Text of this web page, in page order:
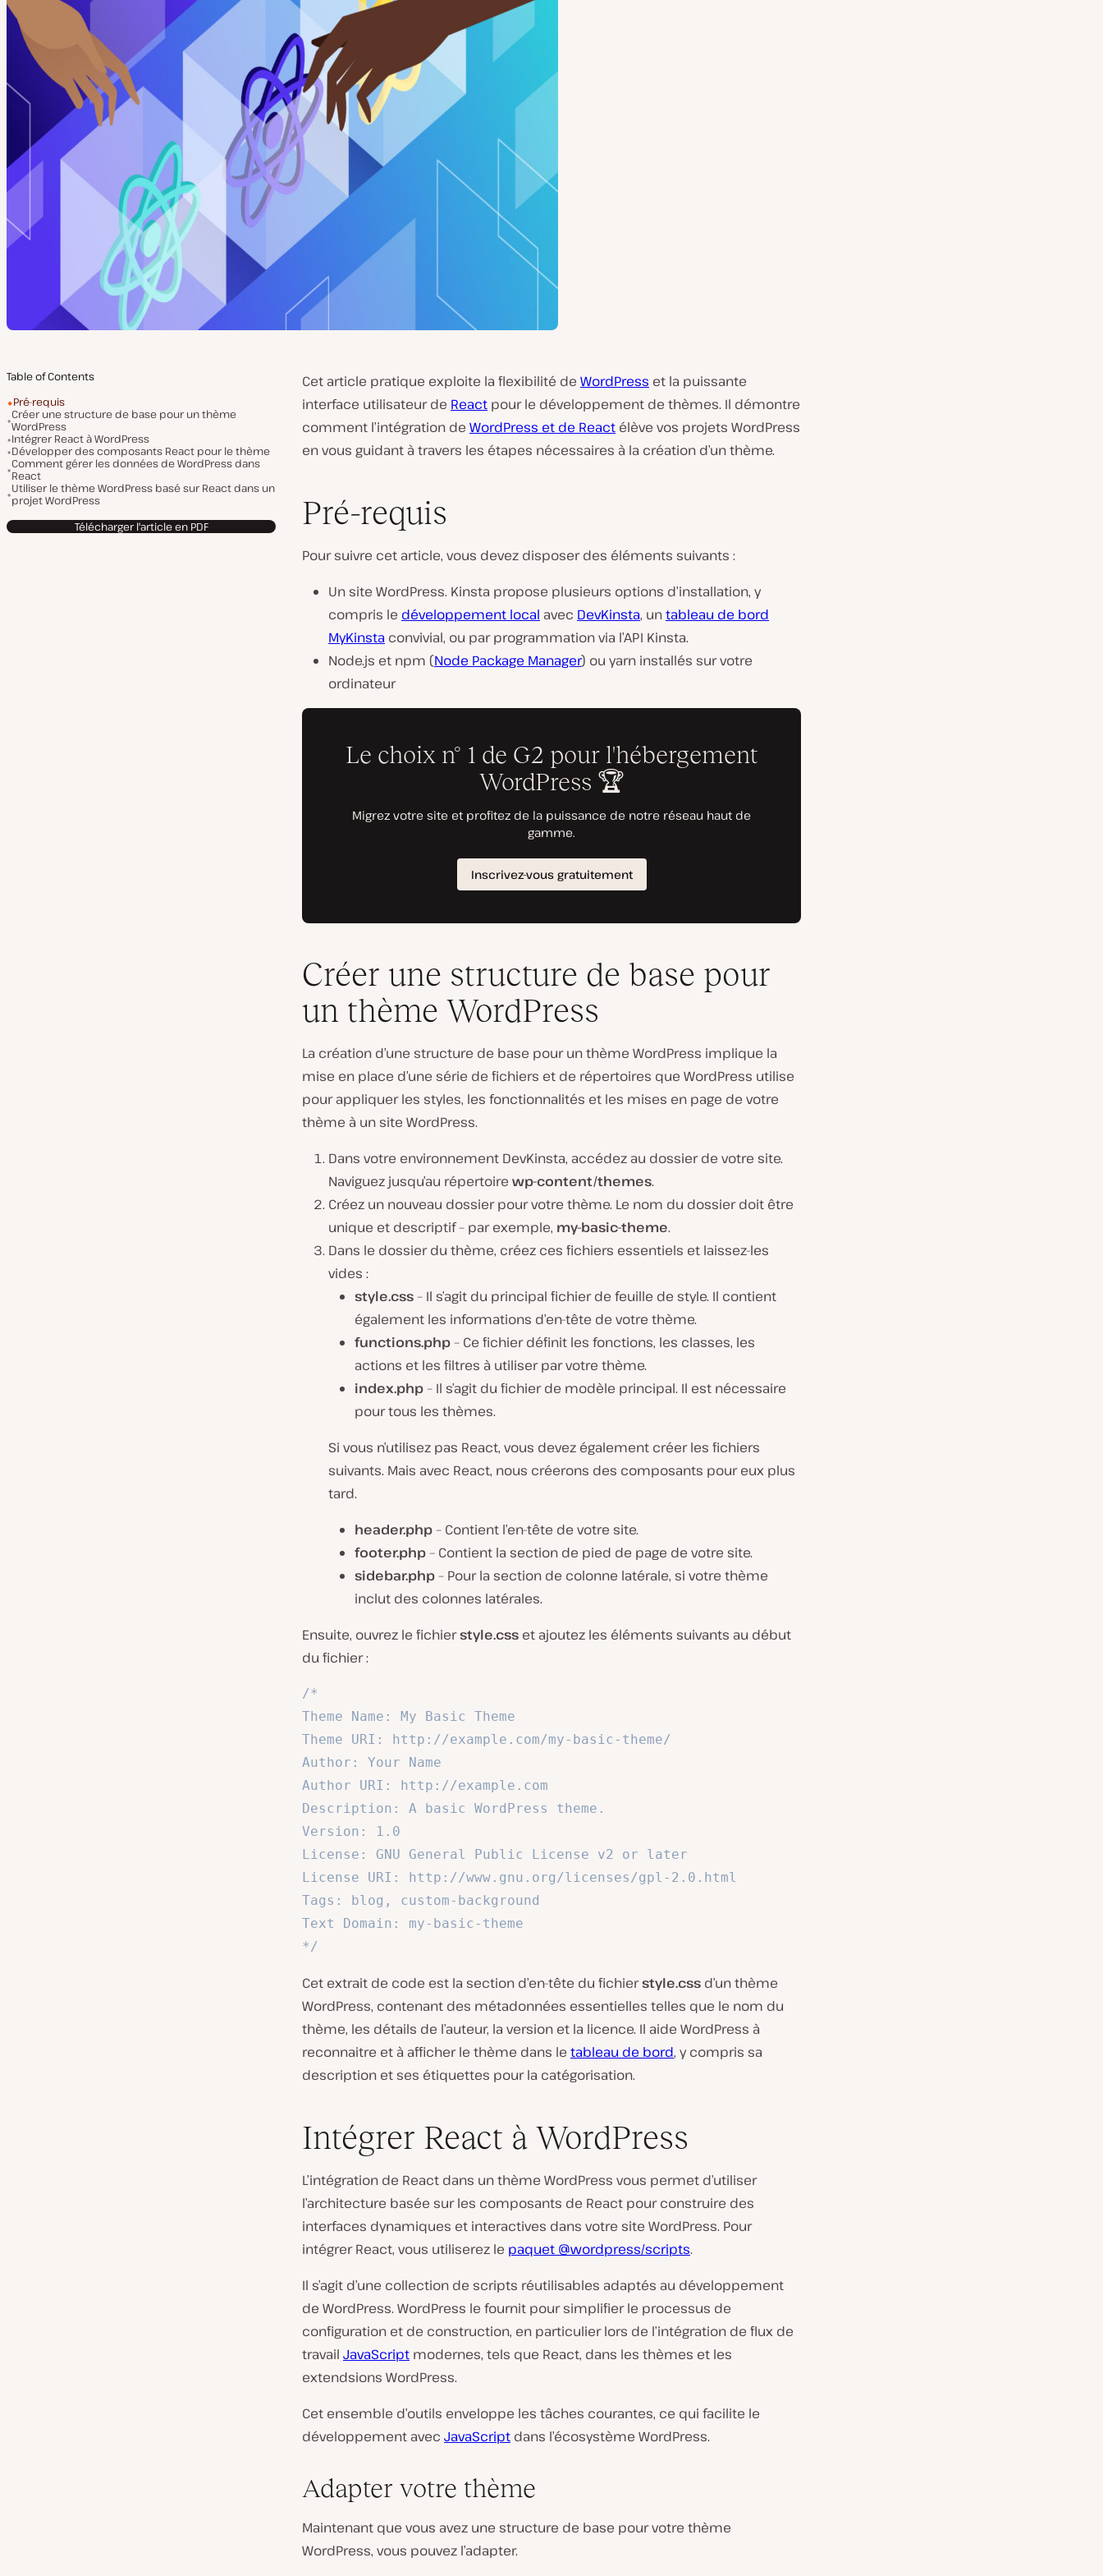
Table of Contents
Pré-requis
Créer une structure de base pour un thème
WordPress
Intégrer React à WordPress
Développer des composants React pour le thème
Comment gérer les données de WordPress dans
React
Utiliser le thème WordPress basé sur React dans un
projet WordPress
Télécharger l'article en PDF
Cet article pratique exploite la flexibilité de WordPress et la puissante
interface utilisateur de React pour le développement de thèmes. Il démontre
comment l’intégration de WordPress et de React élève vos projets WordPress
en vous guidant à travers les étapes nécessaires à la création d’un thème.
Pré-requis
Pour suivre cet article, vous devez disposer des éléments suivants :
Un site WordPress. Kinsta propose plusieurs options d’installation, y
compris le développement local avec DevKinsta, untableau de bord
MyKinsta convivial, ou par programmation via l’API Kinsta.
Node.js et npm (Node Package Manager) ou yarn installés sur votre
ordinateur
Créer une structure de base pour
un thème WordPress
La création d’une structure de base pour un thème WordPress implique la
mise en place d’une série de fichiers et de répertoires que WordPress utilise
pour appliquer les styles, les fonctionnalités et les mises en page de votre
thème à un site WordPress.
Dans votre environnement DevKinsta, accédez au dossier de votre site.
Naviguez jusqu’au répertoire wp-content/themes.
Créez un nouveau dossier pour votre thème. Le nom du dossier doit être
unique et descriptif – par exemple, my-basic-theme.
Dans le dossier du thème, créez ces fichiers essentiels et laissez-les
vides :
style.css– Il s’agit du principal fichier de feuille de style. Il contient
également les informations d’en-tête de votre thème.
functions.php– Ce fichier définit les fonctions, les classes, les
actions et les filtres à utiliser par votre thème.
index.php– Il s’agit du fichier de modèle principal. Il est nécessaire
pour tous les thèmes.
Si vous n’utilisez pas React, vous devez également créer les fichiers
suivants. Mais avec React, nous créerons des composants pour eux plus
tard.
header.php– Contient l’en-tête de votre site.
footer.php– Contient la section de pied de page de votre site.
sidebar.php– Pour la section de colonne latérale, si votre thème
inclut des colonnes latérales.
Ensuite, ouvrez le fichierstyle.css et ajoutez les éléments suivants au début
du fichier :
/*
Theme Name: My Basic Theme
Theme URI: http://example.com/my-basic-theme/
Author: Your Name
Author URI: http://example.com
Description: A basic WordPress theme.
Version: 1.0
License: GNU General Public License v2 or later
License URI: http://www.gnu.org/licenses/gpl-2.0.html
Tags: blog, custom-background
Text Domain: my-basic-theme
*/
Cet extrait de code est la section d’en-tête du fichierstyle.css d’un thème
WordPress, contenant des métadonnées essentielles telles que le nom du
thème, les détails de l’auteur, la version et la licence. Il aide WordPress à
reconnaitre et à afficher le thème dans le tableau de bord, y compris sa
description et ses étiquettes pour la catégorisation.
Intégrer React à WordPress
L’intégration de React dans un thème WordPress vous permet d’utiliser
l’architecture basée sur les composants de React pour construire des
interfaces dynamiques et interactives dans votre site WordPress. Pour
intégrer React, vous utiliserez le paquet @wordpress/scripts.
Il s’agit d’une collection de scripts réutilisables adaptés au développement
de WordPress. WordPress le fournit pour simplifier le processus de
configuration et de construction, en particulier lors de l’intégration de flux de
travail JavaScript modernes, tels que React, dans les thèmes et les
extendsions WordPress.
Cet ensemble d’outils enveloppe les tâches courantes, ce qui facilite le
développement avec JavaScript dans l’écosystème WordPress.
Adapter votre thème
Maintenant que vous avez une structure de base pour votre thème
WordPress, vous pouvez l’adapter.